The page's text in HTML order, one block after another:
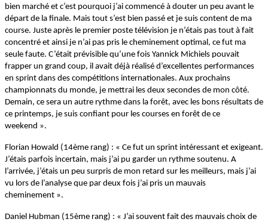
bien marché et c’est pourquoi j’ai commencé à douter un peu avant le
départ de la finale. Mais tout s’est bien passé et je suis content de ma
course. Juste après le premier poste télévision je n’étais pas tout à fait
concentré et ainsi je n’ai pas pris le cheminement optimal, ce fut ma
seule faute. C’était prévisible qu’une fois Yannick Michiels pouvait
frapper un grand coup, il avait déjà réalisé d’excellentes performances
en sprint dans des compétitions internationales. Aux prochains
championnats du monde, je mettrai les deux secondes de mon côté.
Demain, ce sera un autre rythme dans la forêt, avec les bons résultats de
ce printemps, je suis confiant pour les courses en forêt de ce
weekend ».
Florian Howald (14ème rang) : « Ce fut un sprint intéressant et exigeant.
J’étais parfois incertain, mais j’ai pu garder un rythme soutenu. A
l’arrivée, j’étais un peu surpris de mon retard sur les meilleurs, mais j’ai
vu lors de l’analyse que par deux fois j’ai pris un mauvais
cheminement ».
Daniel Hubman (15ème rang) : « J’ai souvent fait des mauvais choix de